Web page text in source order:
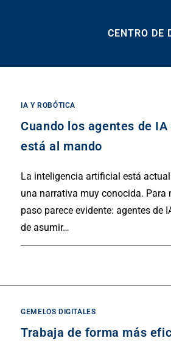
CENTRO DE
IA Y ROBÓTICA
Cuando los agentes de
está al mando
La inteligencia artificial está
una narrativa muy conocida. Para
paso parece evidente: agentes de
de asumir…
GEMELOS DIGITALES
Trabaja de forma más